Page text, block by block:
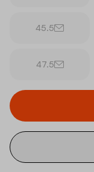
45.5
47.5